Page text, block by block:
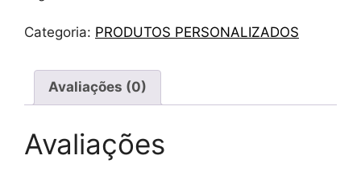
Categoria: PRODUTOS PERSONALIZADOS
Avaliações (0)
Avaliações